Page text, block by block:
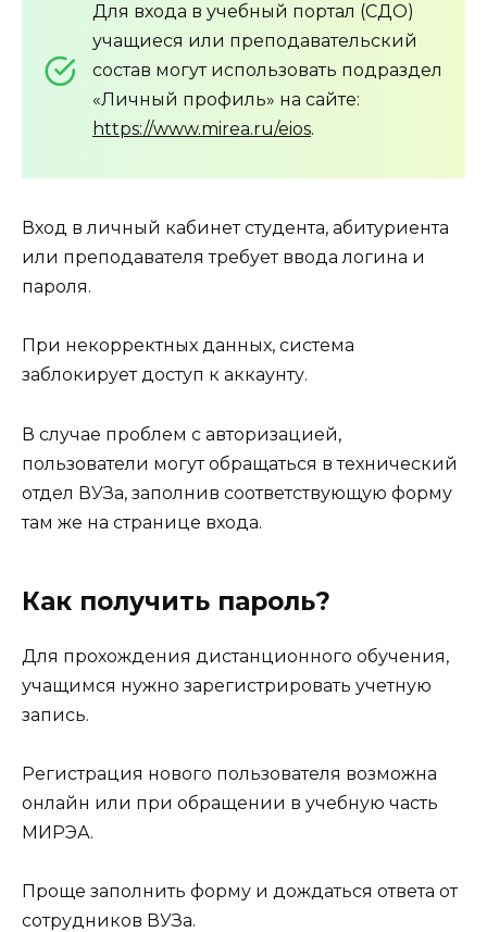
Для входа в учебный портал (СДО)
учащиеся или преподавательский
состав могут использовать подраздел
«Личный профиль» на сайте:
https://www.mirea.ru/eios.
Вход в личный кабинет студента, абитуриента
или преподавателя требует ввода логина и
пароля.
При некорректных данных, система
заблокирует доступ к аккаунту.
В случае проблем с авторизацией,
пользователи могут обращаться в технический
отдел ВУЗа, заполнив соответствующую форму
там же на странице входа.
Как получить пароль?
Для прохождения дистанционного обучения,
учащимся нужно зарегистрировать учетную
запись.
Регистрация нового пользователя возможна
онлайн или при обращении в учебную часть
МИРЭА.
Проще заполнить форму и дождаться ответа от
сотрудников ВУЗа.